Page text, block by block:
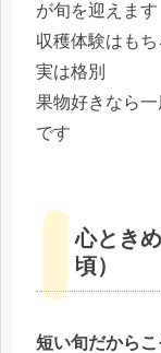
が旬を迎えます
収穫体験はも
実は格別
果物好きなら
です
心とき
頃）
短い旬だから